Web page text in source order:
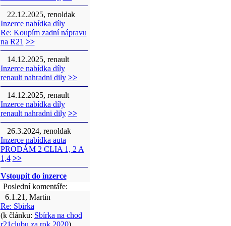
22.12.2025, renoldak
Inzerce nabídka díly
Re: Koupím zadní nápravu
na R21 >>
14.12.2025, renault
Inzerce nabídka díly
renault nahradni dily >>
14.12.2025, renault
Inzerce nabídka díly
renault nahradni dily >>
26.3.2024, renoldak
Inzerce nabídka auta
PRODÁM 2 CLIA 1, 2 A
1,4 >>
Vstoupit do inzerce
Poslední komentáře:
6.1.21, Martin
Re: Sbirka
(k článku: Sbírka na chod
r21clubu za rok 2020)